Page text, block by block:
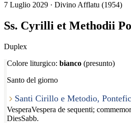
7 Luglio 2029 · Divino Afflatu (1954)
Ss. Cyrilli et Methodii
Duplex
Colore liturgico: bianco (presunto)
Santo del giorno
Santi Cirillo e Metodio,
VesperaVespera de sequenti;
DiesSabb.